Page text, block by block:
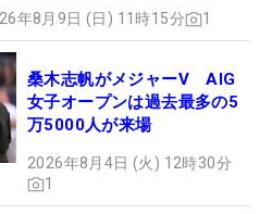
年8月9日 (日) 11時15分 1
桑木志帆がメジャーV AIG
女子オープンは過去最多の5
万5000人が来場
2026年8月4日 (火) 12時30分
1